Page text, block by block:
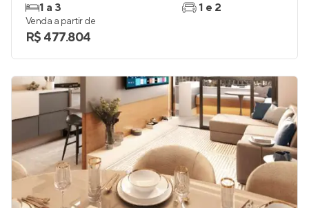
1 a 3
1 e 2
Venda a partir de
R$ 477.804